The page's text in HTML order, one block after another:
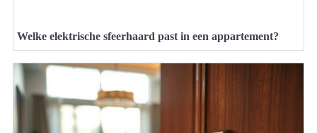
Welke elektrische sfeerhaard past in een appartement?